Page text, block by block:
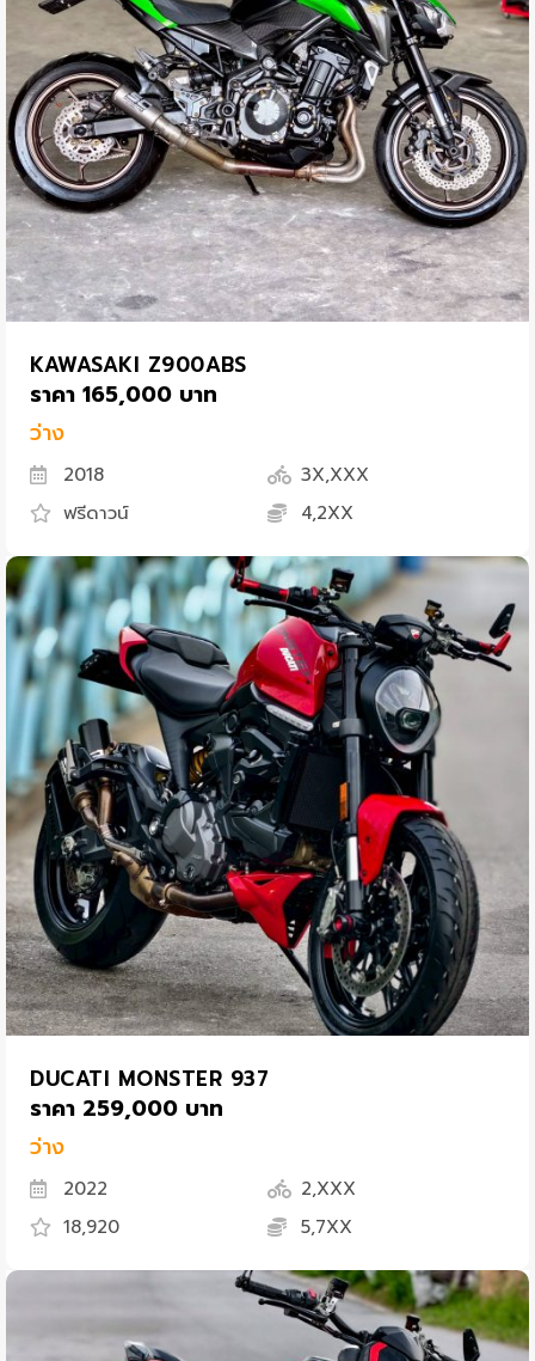
KAWASAKI Z900ABS
ราคา 165,000 บาท
ว่าง
2018
3X,XXX
ฟรีดาวน์
4,2XX
DUCATI MONSTER 937
ราคา 259,000 บาท
ว่าง
2022
2,XXX
18,920
5,7XX